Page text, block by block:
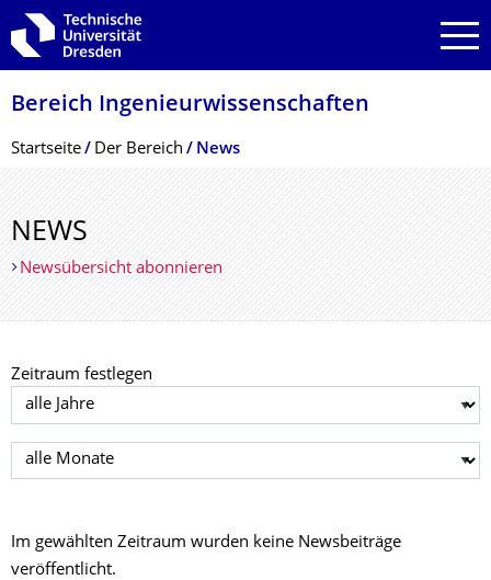
Zur Hauptnavigation springen
Zur Suche springen
Zum Inhalt springen
Bereich Ingenieur­wissen­schaften
Breadcrumb-Menü
Startseite Der Bereich News
NEWS
Newsübersicht abonnieren
Zeitraum festlegen
Jahr auswählen
Monat auswählen
Im gewählten Zeitraum wurden keine Newsbeiträge
veröffentlicht.